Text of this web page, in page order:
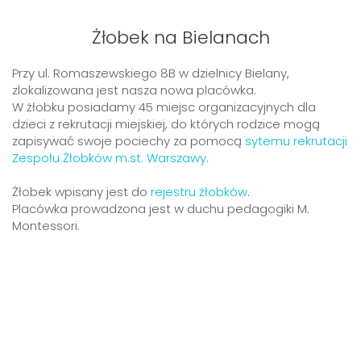
Żłobek na Bielanach
Przy ul. Romaszewskiego 8B w dzielnicy Bielany,
zlokalizowana jest nasza nowa placówka.
W żłobku posiadamy 45 miejsc organizacyjnych dla
dzieci z rekrutacji miejskiej, do których rodzice mogą
zapisywać swoje pociechy za pomocą sytemu rekrutacji
Zespołu Żłobków m.st. Warszawy.
Żłobek wpisany jest do rejestru żłobków.
Placówka prowadzona jest w duchu pedagogiki M.
Montessori.